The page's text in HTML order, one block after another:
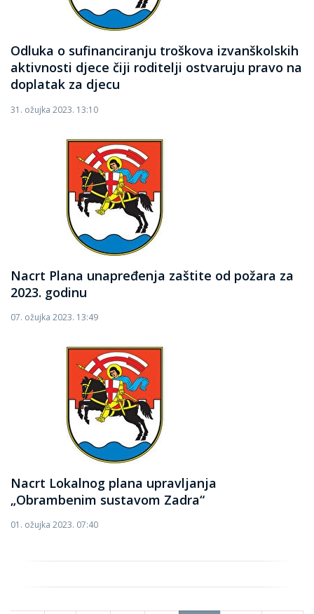
Odluka o sufinanciranju troškova izvanškolskih
aktivnosti djece čiji roditelji ostvaruju pravo na
doplatak za djecu
31. ožujka 2023. 13:10
Nacrt Plana unapređenja zaštite od požara za
2023. godinu
07. ožujka 2023. 13:49
Nacrt Lokalnog plana upravljanja
„Obrambenim sustavom Zadra“
01. ožujka 2023. 07:40